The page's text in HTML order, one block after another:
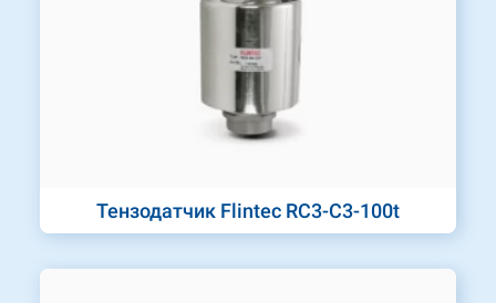
Тензодатчик Flintec RC3-C3-100t